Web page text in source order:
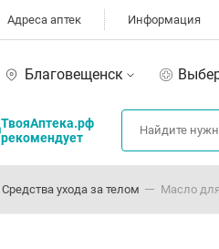
Адреса аптек Информация
Благовещенск
ТвояАптека.рф
рекомендует
Средства ухода за телом Масло